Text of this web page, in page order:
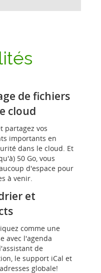
de fichiers
cloud
partagez vos
importants en
dans le cloud. Et
50 Go, vous
d'espace pour
à venir.
et
comme une
avec l'agenda
de
le support iCal et
globale!